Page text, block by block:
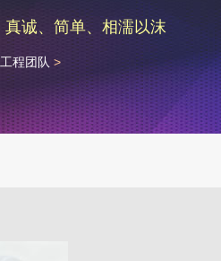
真诚、简单、相濡以沫
工程团队 >